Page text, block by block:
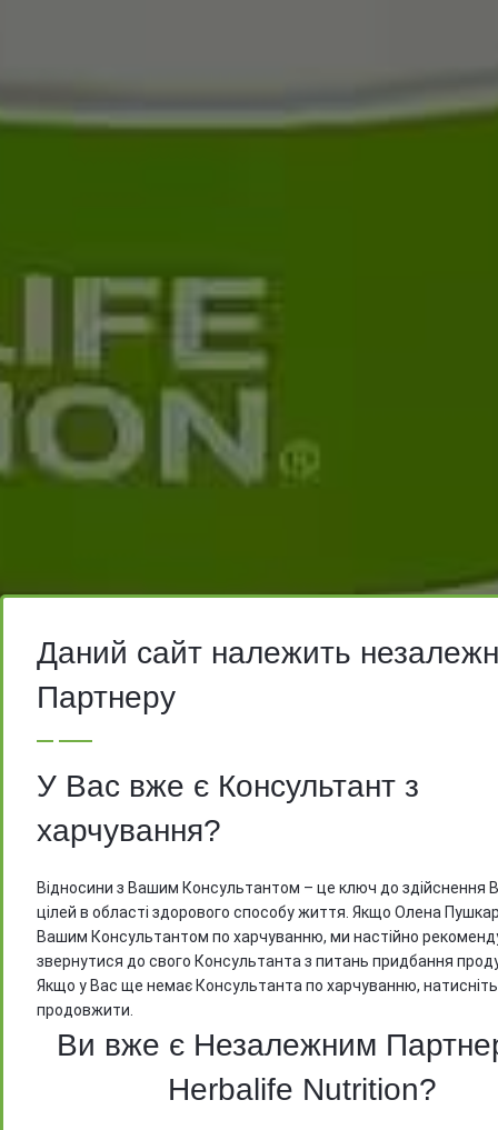
Даний сайт належить
Партнеру
У Вас вже є Консультант з
харчування?
Відносини з Вашим Консультантом – це ключ до здійснення
цілей в області здорового способу життя. Якщо Олена
Вашим Консультантом по харчуванню, ми настійно
звернутися до свого Консультанта з питань придбання
Якщо у Вас ще немає Консультанта по харчуванню,
продовжити.
Ви вже є Незалежним
Herbalife Nutrition?
На вимогу компанії Herbalife, ми
відкрити доступ до цін тільки після
реєстрації